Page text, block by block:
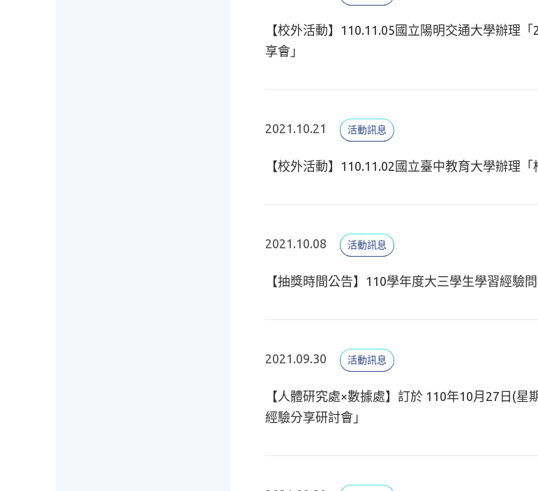
【校外活動】110.11.05國立陽明交通大學辦理
享會」
2021.10.21 活動訊息
【校外活動】110.11.02國立臺中教育大學辦理「
2021.10.08 活動訊息
【抽獎時間公告】110學年度大三學生學習經驗
2021.09.30 活動訊息
【人體研究處×數據處】訂於 110年10月27日(
經驗分享研討會」